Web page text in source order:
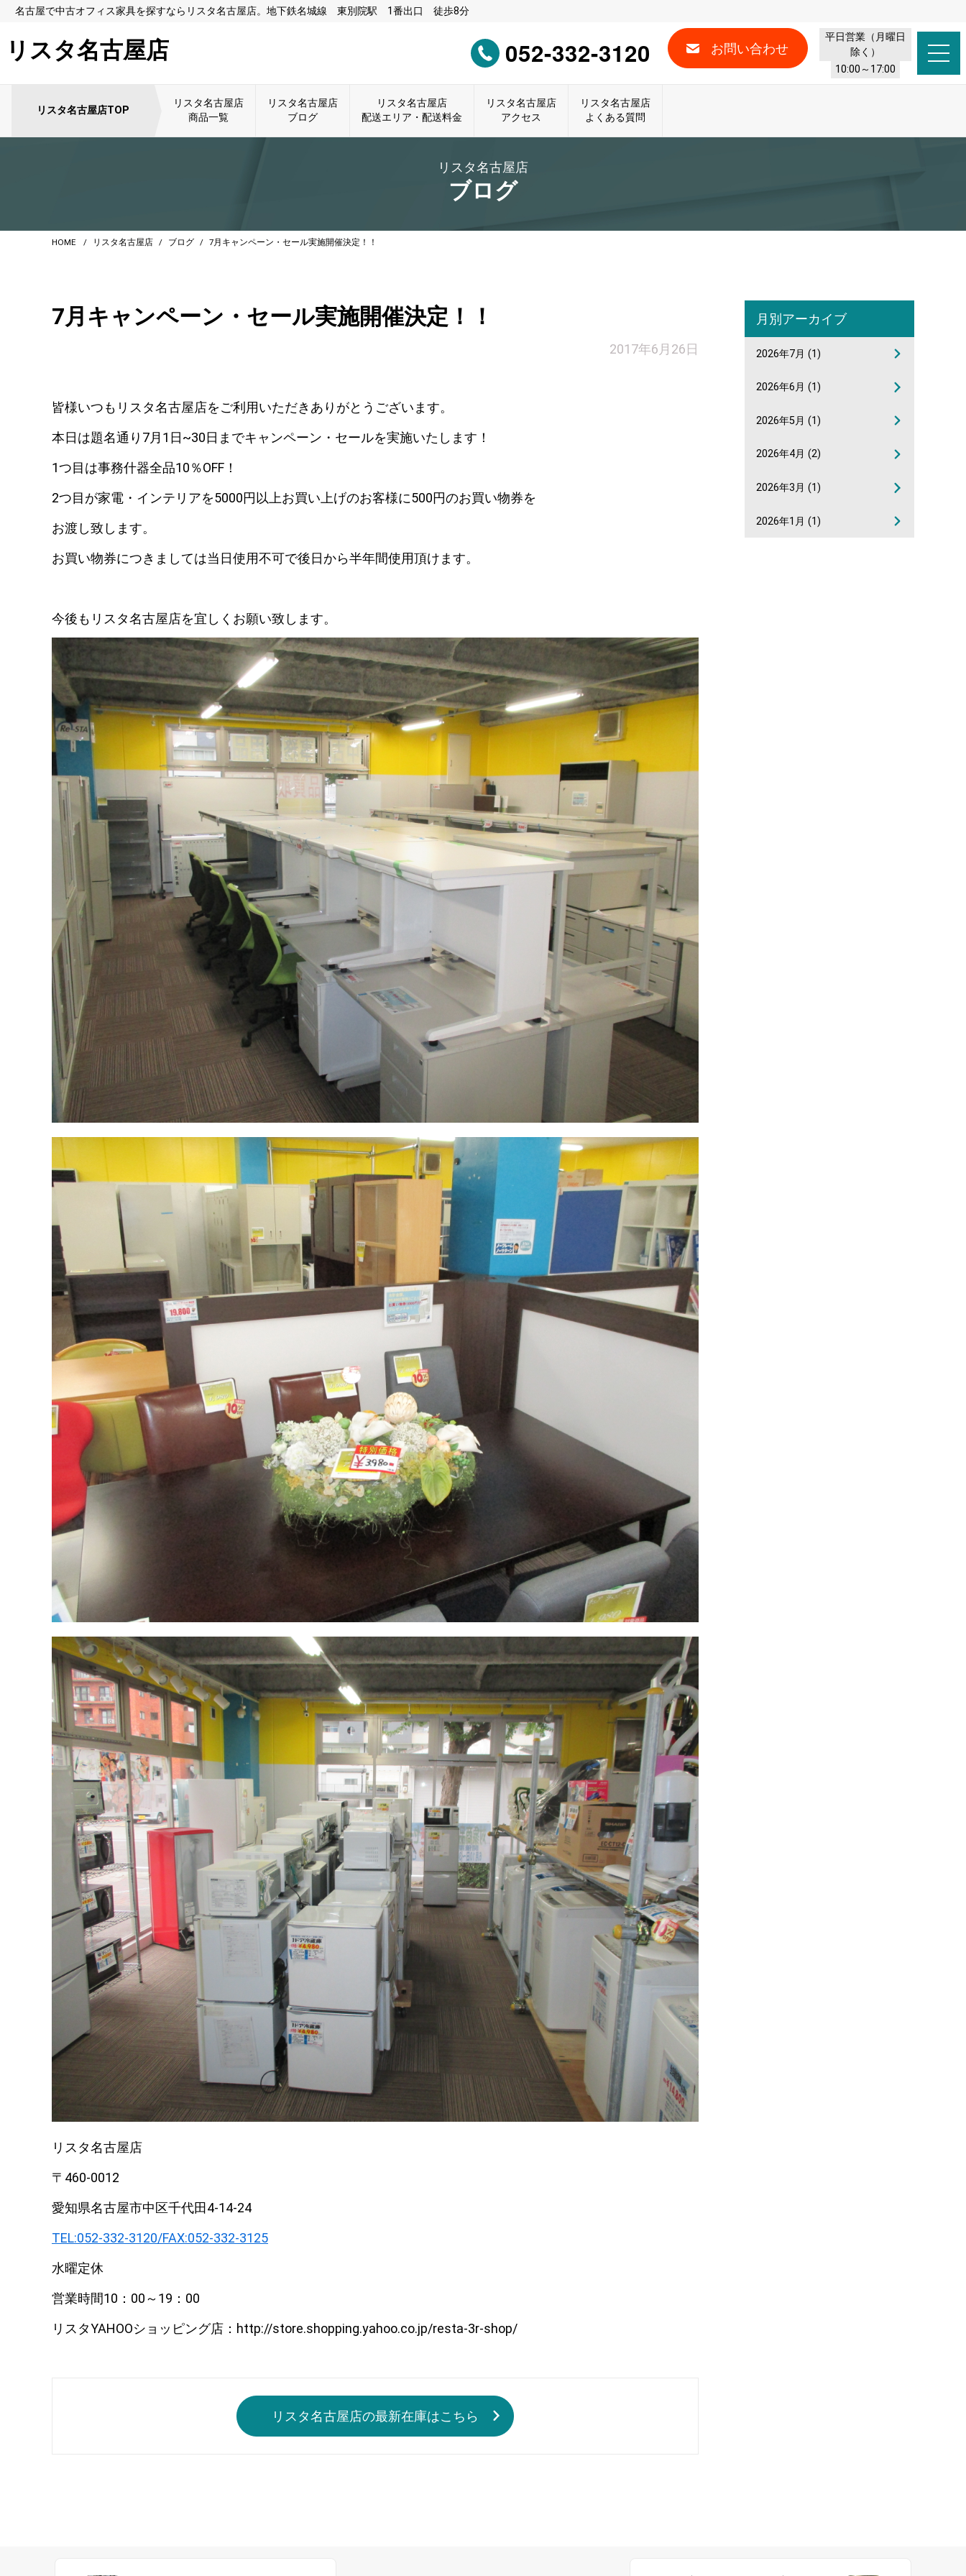
名古屋で中古オフィス家具を探すならリスタ名古屋店。地下鉄名城線 東別院駅 1番出口 徒歩8分
リスタ名古屋店 052-332-3120 お問い合わせ
平日営業（月曜日
除く）
10:00～17:00
リスタ名古屋店TOP
リスタ名古屋店
商品一覧
リスタ名古屋店
ブログ
リスタ名古屋店
配送エリア・配送料金
リスタ名古屋店
アクセス
リスタ名古屋店
よくある質問
リスタ名古屋店
ブログ
HOME リスタ名古屋店 ブログ 7月キャンペーン・セール実施開催決定！！
7月キャンペーン・セール実施開催決定！！
2017年6月26日
皆様いつもリスタ名古屋店をご利用いただきありがとうございます。
本日は題名通り7月1日~30日までキャンペーン・セールを実施いたします！
1つ目は事務什器全品10％OFF！
2つ目が家電・インテリアを5000円以上お買い上げのお客様に500円のお買い物券を
お渡し致します。
お買い物券につきましては当日使用不可で後日から半年間使用頂けます。
今後もリスタ名古屋店を宜しくお願い致します。
リスタ名古屋店
〒460-0012
愛知県名古屋市中区千代田4-14-24
TEL:052-332-3120/FAX:052-332-3125
水曜定休
営業時間10：00～19：00
リスタYAHOOショッピング店：http://store.shopping.yahoo.co.jp/resta-3r-shop/
リスタ名古屋店の最新在庫はこちら
月別アーカイブ
2026年7月 (1)
2026年6月 (1)
2026年5月 (1)
2026年4月 (2)
2026年3月 (1)
2026年1月 (1)